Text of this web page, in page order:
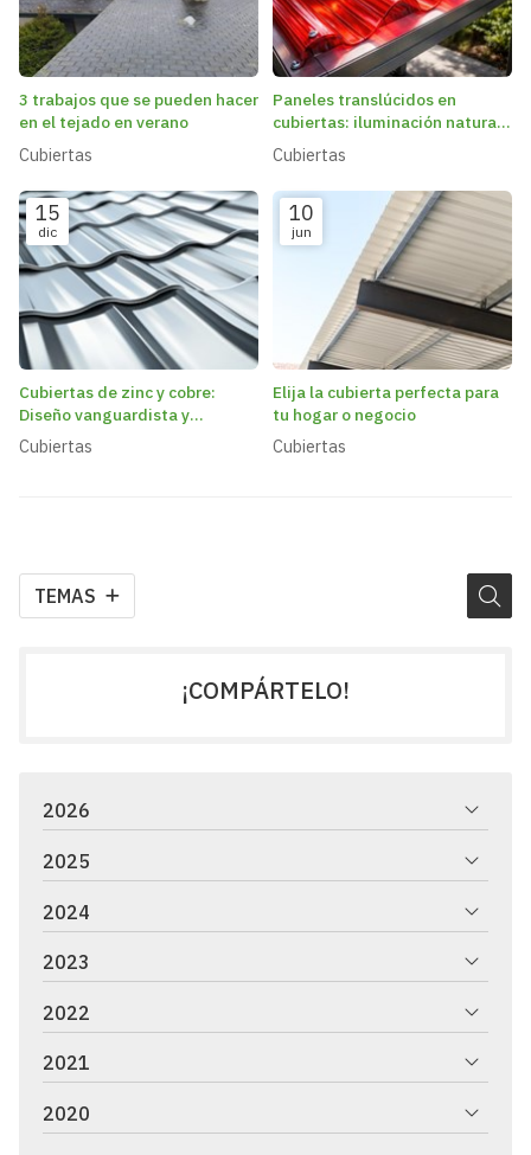
TEMAS
3 trabajos que se pueden hacer
en el tejado en verano
Cubiertas
Paneles translúcidos en
cubiertas: iluminación natural
y ahorro energético
Cubiertas
15
dic
Cubiertas de zinc y cobre:
Diseño vanguardista y
resistencia a la corrosión
Cubiertas
10
jun
Elija la cubierta perfecta para
tu hogar o negocio
Cubiertas
¡COMPÁRTELO!
2026
2025
2024
2023
2022
2021
2020